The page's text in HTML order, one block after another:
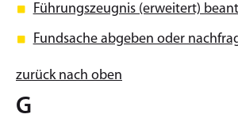
Führungszeugnis (erweitert)
Fundsache abgeben oder
zurück nach oben
G